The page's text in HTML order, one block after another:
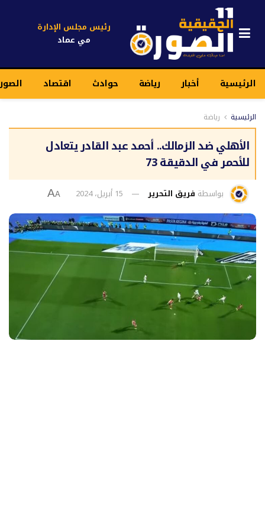
رئيس مجلس الإدارة
مي عماد
الرئيسية أخبار رياضة حوادث اقتصاد
الرئيسية رياضة
الأهلي ضد الزمالك.. أحمد عبد القادر يتعادل
للأحمر في الدقيقة 73
بواسطة فريق التحرير 15 أبريل، 2024 A
A